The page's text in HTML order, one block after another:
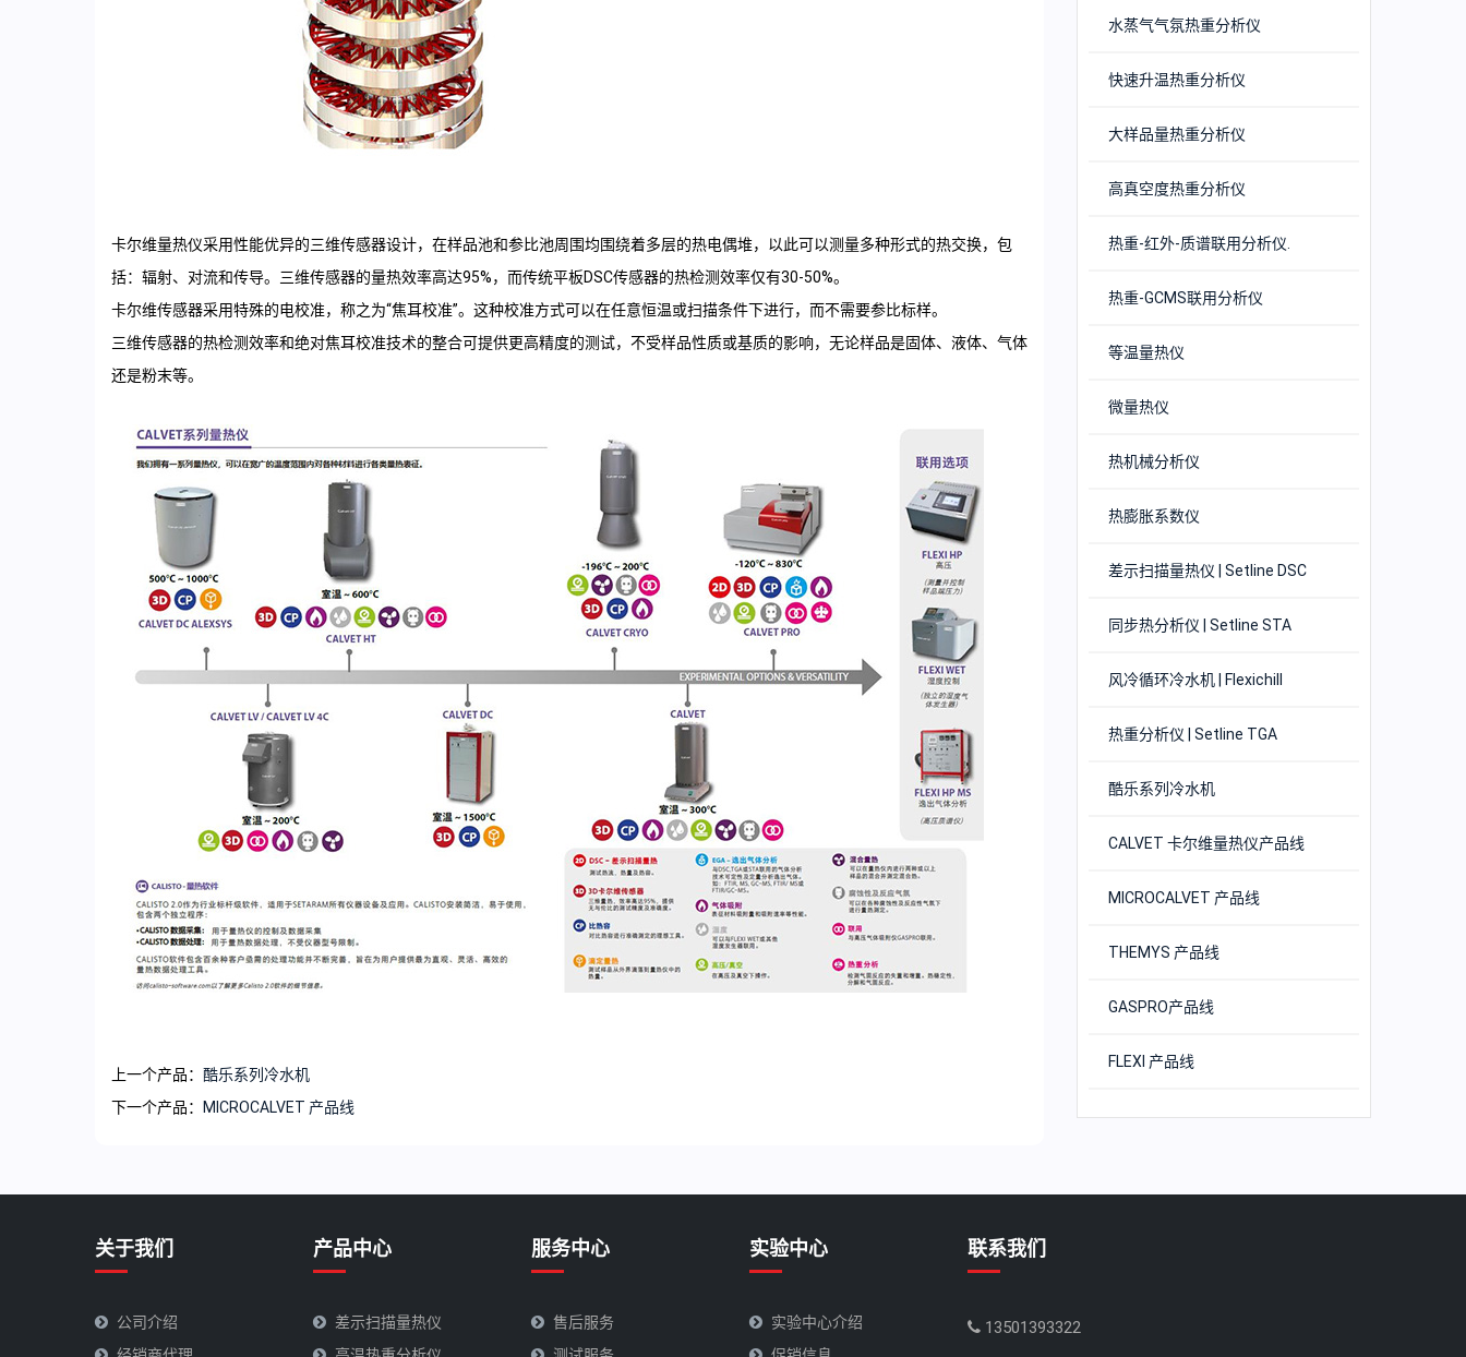
卡尔维量热仪采用性能优异的三维传感器设计，在样品池和参比池周围均围绕着多层的热电偶堆，以此可以测量多种形式的热交换，包
括：辐射、对流和传导。三维传感器的量热效率高达95%，而传统平板DSC传感器的热检测效率仅有30-50%。
卡尔维传感器采用特殊的电校准，称之为“焦耳校准”。这种校准方式可以在任意恒温或扫描条件下进行，而不需要参比标样。
三维传感器的热检测效率和绝对焦耳校准技术的整合可提供更高精度的测试，不受样品性质或基质的影响，无论样品是固体、液体、气体
还是粉末等。
上一个产品： 酷乐系列冷水机
下一个产品：
MICROCALVET 产品线
水蒸气气氛热重分析仪
快速升温热重分析仪
大样品量热重分析仪
高真空度热重分析仪
热重-红外-质谱联用分析仪.
热重-GCMS联用分析仪
等温量热仪
微量热仪
热机械分析仪
热膨胀系数仪
差示扫描量热仪 | Setline DSC
同步热分析仪 | Setline STA
风冷循环冷水机 | Flexichill
热重分析仪 | Setline TGA
酷乐系列冷水机
CALVET 卡尔维量热仪产品线
MICROCALVET 产品线
THEMYS 产品线
GASPRO产品线
FLEXI 产品线
关于我们
公司介绍
产品中心
差示扫描量热仪
服务中心
售后服务
实验中心
实验中心介绍
联系我们
13501393322